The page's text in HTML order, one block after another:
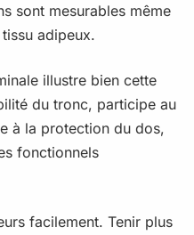
sont mesurables même
adipeux.
illustre bien cette
du tronc, participe au
à la protection du dos,
fonctionnels
facilement. Tenir plus